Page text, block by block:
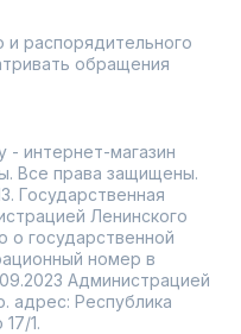
и распорядительного
обращения
- интернет-магазин
Все права защищены.
Государственная
Ленинского
о государственной
номер в
Администрацией
адрес: Республика
1.